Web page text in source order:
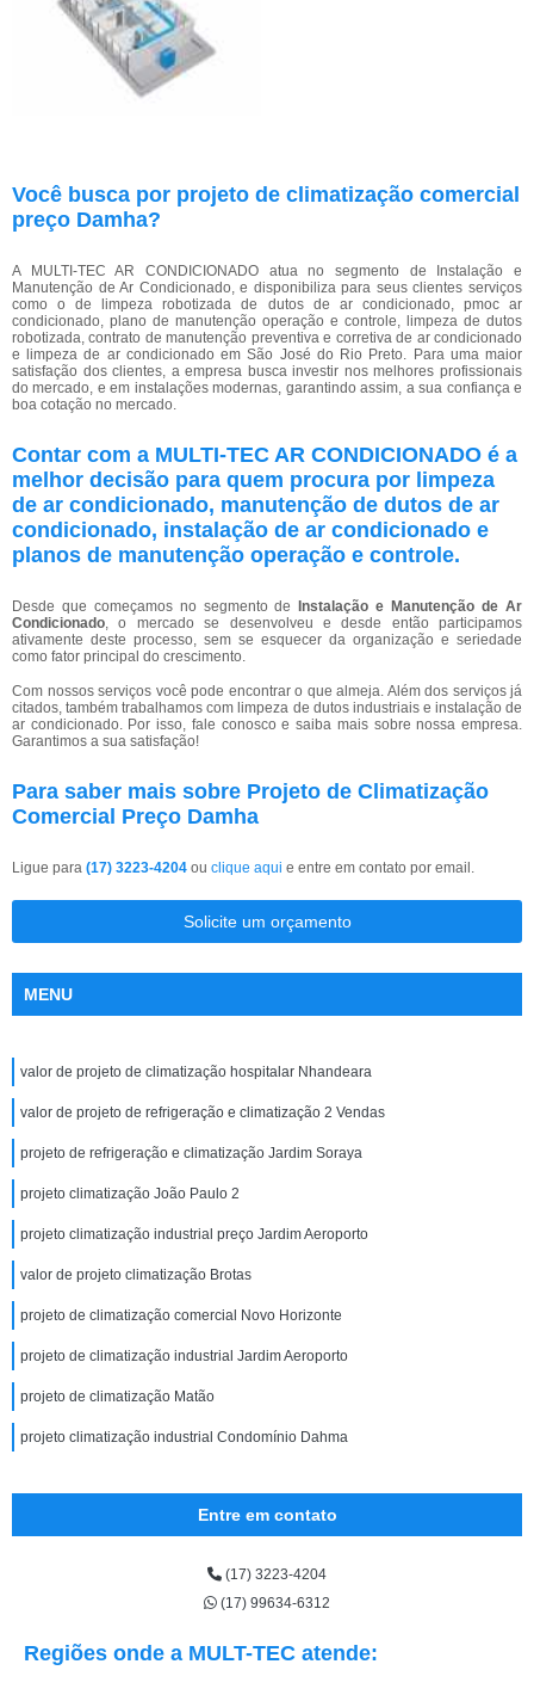
Você busca por projeto de climatização comercial
preço Damha?
A MULTI-TEC AR CONDICIONADO atua no segmento de Instalação e
Manutenção de Ar Condicionado, e disponibiliza para seus clientes serviços
como o de limpeza robotizada de dutos de ar condicionado, pmoc ar
condicionado, plano de manutenção operação e controle, limpeza de dutos
robotizada, contrato de manutenção preventiva e corretiva de ar condicionado
e limpeza de ar condicionado em São José do Rio Preto. Para uma maior
satisfação dos clientes, a empresa busca investir nos melhores profissionais
do mercado, e em instalações modernas, garantindo assim, a sua confiança e
boa cotação no mercado.
Contar com a MULTI-TEC AR CONDICIONADO é a
melhor decisão para quem procura por limpeza
de ar condicionado, manutenção de dutos de ar
condicionado, instalação de ar condicionado e
planos de manutenção operação e controle.
Desde que começamos no segmento de
Instalação e Manutenção de Ar
Condicionado, o mercado se desenvolveu e desde então participamos
ativamente deste processo, sem se esquecer da organização e seriedade
como fator principal do crescimento.
Com nossos serviços você pode encontrar o que almeja. Além dos serviços já
citados, também trabalhamos com limpeza de dutos industriais e instalação de
ar condicionado. Por isso, fale conosco e saiba mais sobre nossa empresa.
Garantimos a sua satisfação!
Para saber mais sobre Projeto de Climatização
Comercial Preço Damha
Ligue para (17) 3223-4204 ou clique aqui e entre em contato por email.
Solicite um orçamento
MENU
valor de projeto de climatização hospitalar Nhandeara
valor de projeto de refrigeração e climatização 2 Vendas
projeto de refrigeração e climatização Jardim Soraya
projeto climatização João Paulo 2
projeto climatização industrial preço Jardim Aeroporto
valor de projeto climatização Brotas
projeto de climatização comercial Novo Horizonte
projeto de climatização industrial Jardim Aeroporto
projeto de climatização Matão
projeto climatização industrial Condomínio Dahma
Entre em contato
(17) 3223-4204
(17) 99634-6312
Regiões onde a MULT-TEC atende: